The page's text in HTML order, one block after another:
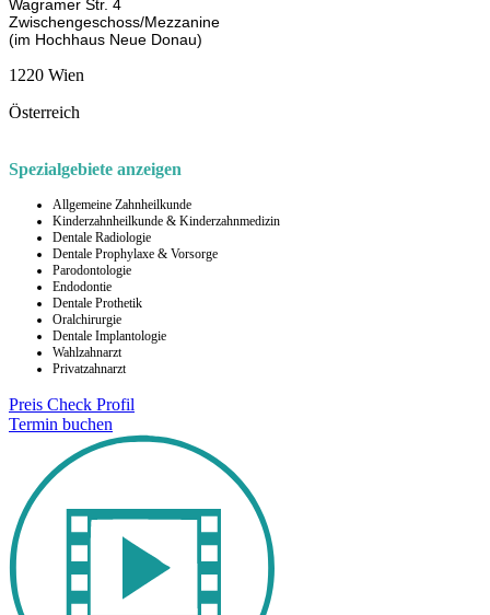
Wagramer Str. 4
Zwischengeschoss/Mezzanine
(im Hochhaus Neue Donau)
1220 Wien
Österreich
Spezialgebiete anzeigen
Allgemeine Zahnheilkunde
Kinderzahnheilkunde & Kinderzahnmedizin
Dentale Radiologie
Dentale Prophylaxe & Vorsorge
Parodontologie
Endodontie
Dentale Prothetik
Oralchirurgie
Dentale Implantologie
Wahlzahnarzt
Privatzahnarzt
Preis Check Profil
Termin buchen